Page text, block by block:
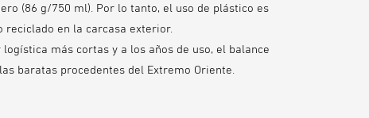
(86 g/750 ml). Por lo tanto, el uso de plástico es
reciclado en la carcasa exterior.
más cortas y a los años de uso, el balance
baratas procedentes del Extremo Oriente.